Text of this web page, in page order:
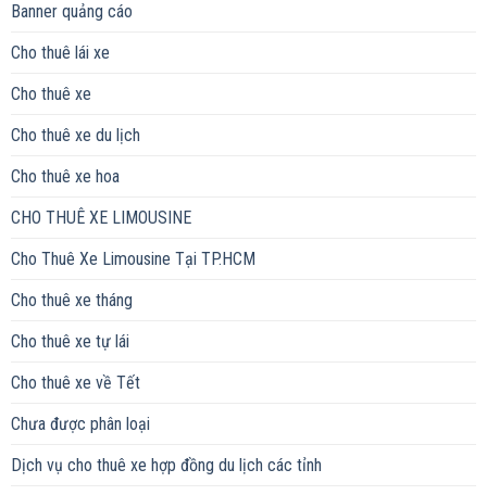
Banner quảng cáo
Cho thuê lái xe
Cho thuê xe
Cho thuê xe du lịch
Cho thuê xe hoa
CHO THUÊ XE LIMOUSINE
Cho Thuê Xe Limousine Tại TP.HCM
Cho thuê xe tháng
Cho thuê xe tự lái
Cho thuê xe về Tết
Chưa được phân loại
Dịch vụ cho thuê xe hợp đồng du lịch các tỉnh